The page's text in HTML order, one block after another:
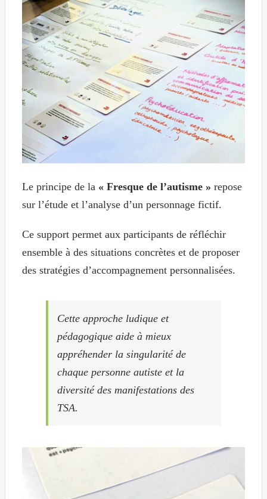
Le principe de la « Fresquede l’autisme » repose
sur l’étude et l’analyse d’un personnage fictif.
Ce support permet aux participants de réfléchir
ensemble à des situations concrètes et de proposer
des stratégies d’accompagnement personnalisées.
Cette approche ludique et
pédagogique aide à mieux
appréhender la singularité de
chaque personne autiste et la
diversité des manifestations des
TSA.